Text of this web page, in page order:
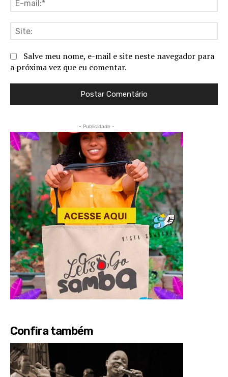
Salve meu nome, e-mail e site neste navegador para
a próxima vez que eu comentar.
- Publicidade -
Confira também